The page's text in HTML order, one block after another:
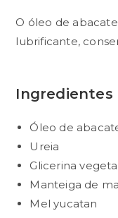
O óleo de
lubrificante,
Ingredientes
Óleo de
Ureia
Glicerina
Manteiga de
Mel yucatan